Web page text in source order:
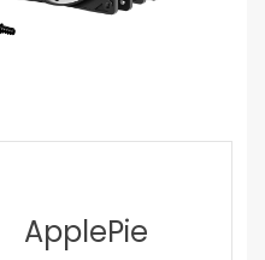
ApplePie